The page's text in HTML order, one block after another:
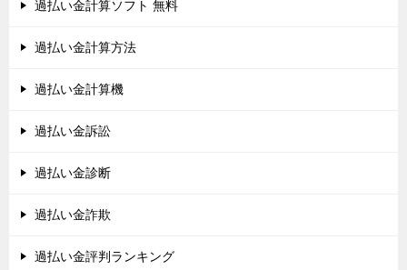
過払い金計算ソフト 無料
過払い金計算方法
過払い金計算機
過払い金訴訟
過払い金診断
過払い金詐欺
過払い金評判ランキング